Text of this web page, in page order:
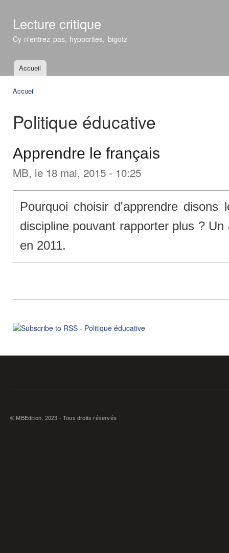
Lecture critique
Cy n'entrez pas, hypocrites, bigotz
Menu principal
Accueil
Accueil
Politique éducative
Apprendre le français
MB, le 18 mai, 2015 - 10:25
Pourquoi choisir d'apprendre disons
discipline pouvant rapporter plus ?
en 2011.
© MBEdition, 2023 - Tous droits réservés